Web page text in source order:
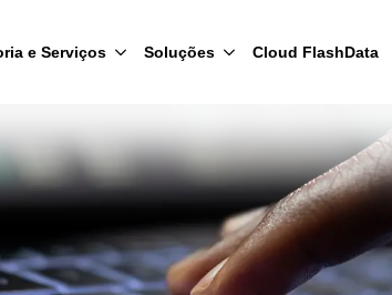
e Serviços Soluções Cloud FlashData